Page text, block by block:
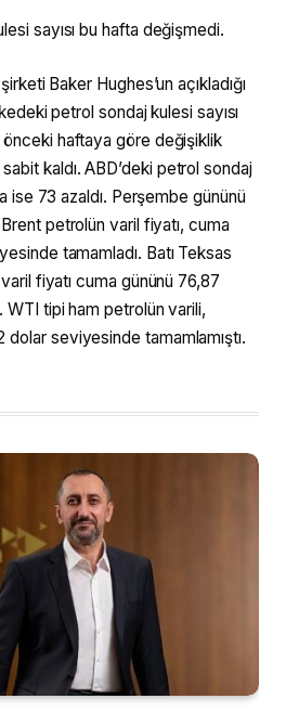
sayısı bu hafta değişmedi.
Baker Hughes’un açıkladığı
petrol sondaj kulesi sayısı
önceki haftaya göre değişiklik
kaldı. ABD’deki petrol sondaj
ise 73 azaldı. Perşembe gününü
petrolün varil fiyatı, cuma
tamamladı. Batı Teksas
fiyatı cuma gününü 76,87
WTI tipi ham petrolün varili,
seviyesinde tamamlamıştı.